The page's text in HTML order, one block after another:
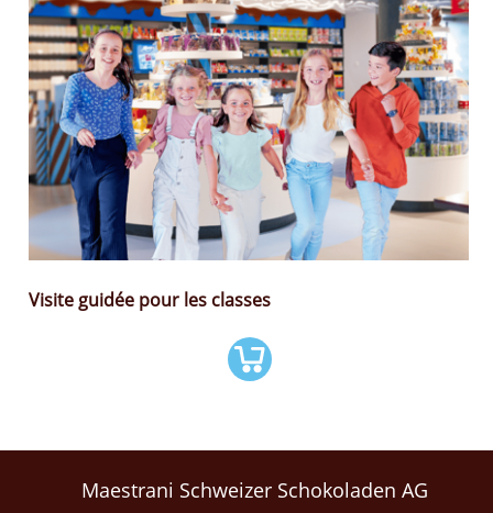
Visite guidée pour les classes
Maestrani Schweizer Schokoladen AG